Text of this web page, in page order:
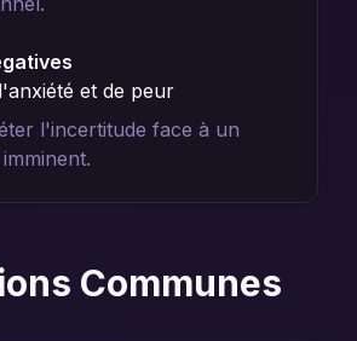
et de peur
l'incertitude face à un
Communes